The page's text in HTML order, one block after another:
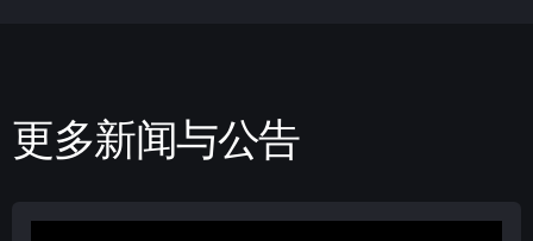
更多新闻与公告